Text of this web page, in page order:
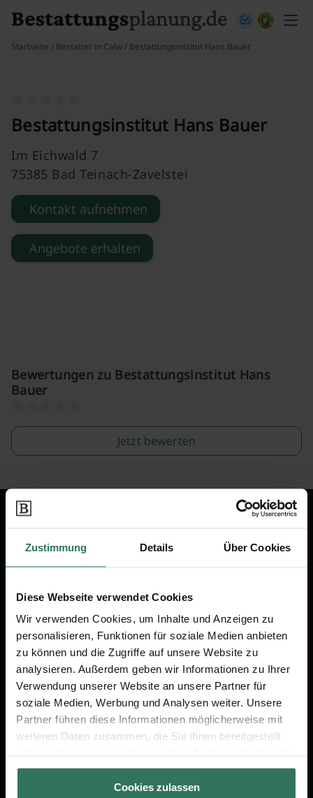
Zustimmung Details Über Cookies
Diese Webseite verwendet Cookies
Wir verwenden Cookies, um Inhalte und Anzeigen zu
personalisieren, Funktionen für soziale Medien anbieten
zu können und die Zugriffe auf unsere Website zu
analysieren. Außerdem geben wir Informationen zu Ihrer
Verwendung unserer Website an unsere Partner für
soziale Medien, Werbung und Analysen weiter. Unsere
Partner führen diese Informationen möglicherweise mit
weiteren Daten zusammen, die Sie ihnen bereitgestellt
gesammelt haben.
Cookies zulassen
Startseite / Bestatter in Calw/ Bestattungsinstitut Hans Bauer
Bestattungsinstitut Hans Bauer
Im Eichwald 7
75385 Bad Teinach-Zavelstei
Kontakt aufnehmen
Angebote erhalten
Bewertungen zu Bestattungsinstitut Hans
Bauer
Jetzt bewerten
um das Thema Bestattung &
Vorsorge.
FÜR SIE
Vergleich
Ratgeber
Verzeichnis
FÜR BESTATTER
Online-Portal
Kostenlos registrieren